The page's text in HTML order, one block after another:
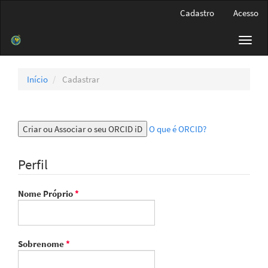
Barra
Cadastro Acesso
Início Cadastrar
Criar ou Associar o seu ORCID iD O que é ORCID?
Perfil
Nome Próprio*Obrigatório
Sobrenome*Obrigatório